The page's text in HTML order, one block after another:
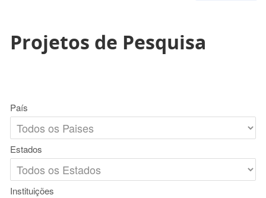
Projetos de Pesquisa
País
Estados
Instituições